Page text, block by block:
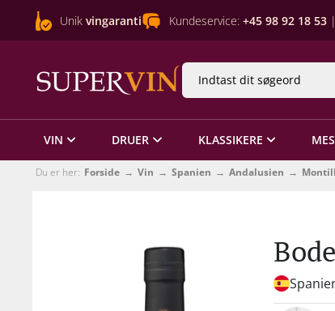
Unik vingaranti Kundeservice: +45 98 92 18 53
VIN DRUER KLASSIKERE
Du er her: Forside Vin Spanien Andalusien